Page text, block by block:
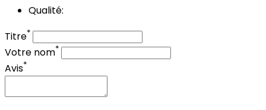
Qualité:
Titre*
Votre nom*
Avis*